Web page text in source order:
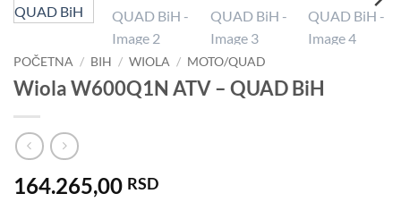
POČETNA / BIH / WIOLA / MOTO/QUAD
Wiola W600Q1N ATV – QUAD BiH
164.265,00 RSD